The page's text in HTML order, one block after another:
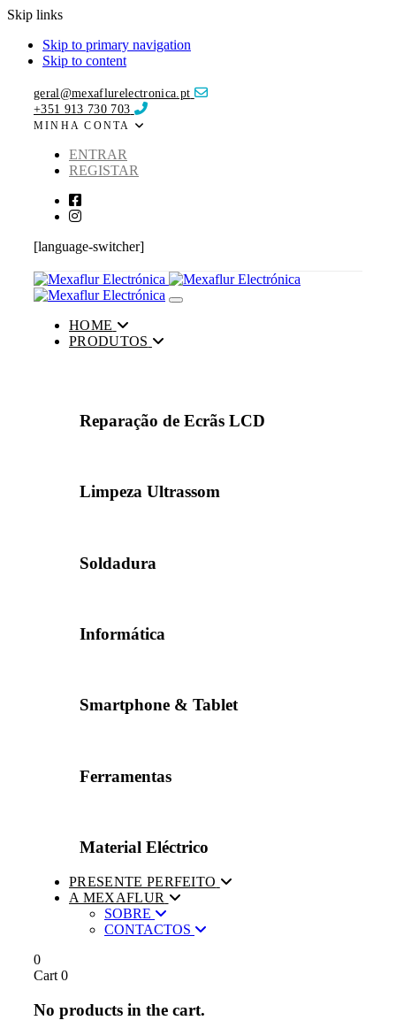
Skip links
Skip to primary navigation
Skip to content
geral@mexaflurelectronica.pt
+351 913 730 703
MINHA CONTA
ENTRAR
REGISTAR
[language-switcher]
Toggle navigation
HOME
PRODUTOS
Reparação de Ecrãs LCD
Limpeza Ultrassom
Soldadura
Informática
Smartphone & Tablet
Ferramentas
Material Eléctrico
PRESENTE PERFEITO
A MEXAFLUR
SOBRE
CONTACTOS
0
Cart 0
No products in the cart.